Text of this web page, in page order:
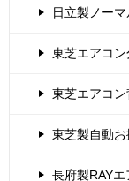
日立製ノー
東芝エアコ
東芝エアコ
東芝製自動
長府製RAY